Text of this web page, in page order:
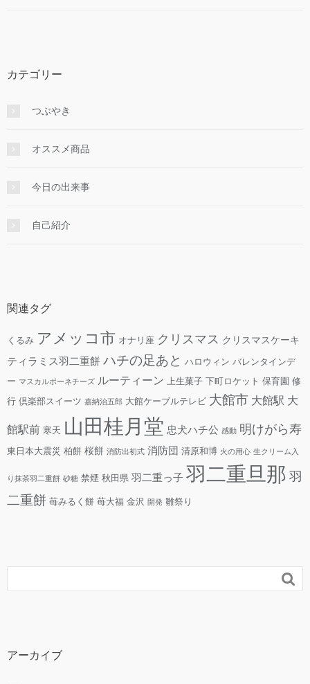
カテゴリー
つぶやき
オススメ商品
今日の出来事
自己紹介
関連タグ
くるみ アメッコ市 オナリ座 クリスマス クリスマスケーキ
ティラミス羽二重餅 ハチの足あと ハロウィン バレンタインデ
ー マスカルポーネチーズ ルーティーン 上生菓子 下町ロケット 保育園 修
行 倶楽部スイーツ 嘉納治五郎 大館ケーブルテレビ 大館市 大館駅 大
館駅前 寒天 山田桂月堂 忠犬ハチ公 感動 明けがら寿
東日本大震災 柏餅 桜餅 消防出初式 消防団 清原和博 火の用心 生クリーム入
り抹茶羽二重餅 砂糖 禁煙 秋田県 羽二重っ子 羽二重旦那 羽
二重餅 苺みるく餅 苺大福 金沢 開発 雛祭り

アーカイブ